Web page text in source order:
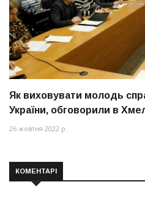
Як виховувати молодь
України, обговорили в
26 жовтня 2022 р.
КОМЕНТАРІ